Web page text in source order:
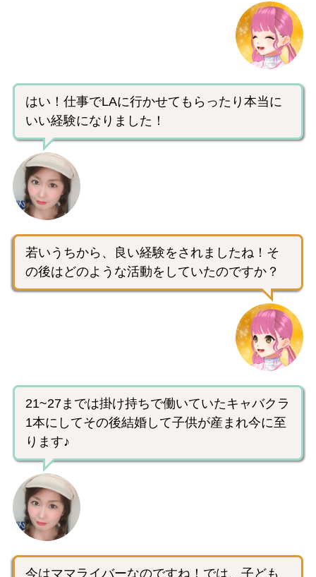
はい！仕事でLAに行かせてもらったり本当に
いい経験になりました！
若いうちから、良い経験をされましたね！そ
の後はどのような活動をしていたのですか？
21~27までは掛け持ちで働いていたキャバクラ
1本にしてその後結婚して子供が産まれ今に至
ります♪
今はママライバーなのですね！では、子ども